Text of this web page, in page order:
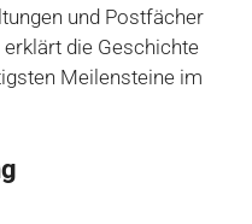
und Postfächer
die Geschichte
Meilensteine im